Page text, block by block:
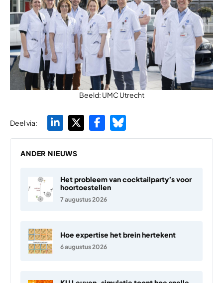
Beeld: UMC Utrecht
Deel via:
ANDER NIEUWS
Het probleem van cocktailparty’s voor
hoortoestellen
7 augustus 2026
Hoe expertise het brein hertekent
6 augustus 2026